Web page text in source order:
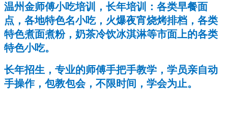
温州金师傅小吃培训，长年培训：各类早餐面
点，各地特色名小吃，火爆夜宵烧烤排档，各类
特色煮面煮粉，奶茶冷饮冰淇淋等市面上的各类
特色小吃。
长年招生，专业的师傅手把手教学，学员亲自动
手操作，包教包会，不限时间，学会为止。